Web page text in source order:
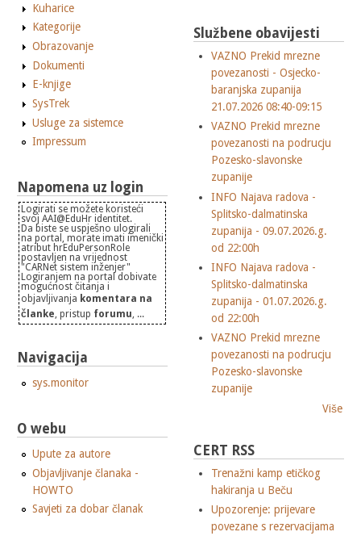
Kuharice
Kategorije
Obrazovanje
Dokumenti
E-knjige
SysTrek
Usluge za sistemce
Impressum
Napomena uz login
Logirati se možete koristeći
svoj AAI@EduHr identitet.
Da biste se uspješno ulogirali
na portal, morate imati imenički
atribut hrEduPersonRole
postavljen na vrijednost
"CARNet sistem inženjer"
Logiranjem na portal dobivate
mogućnost čitanja i
objavljivanja komentara na
članke, pristup forumu, ...
Navigacija
sys.monitor
O webu
Upute za autore
Objavljivanje članaka -
HOWTO
Savjeti za dobar članak
Službene obavijesti
VAZNO Prekid mrezne
povezanosti - Osjecko-
baranjska zupanija
21.07.2026 08:40-09:15
VAZNO Prekid mrezne
povezanosti na podrucju
Pozesko-slavonske
zupanije
INFO Najava radova -
Splitsko-dalmatinska
zupanija - 09.07.2026.g.
od 22:00h
INFO Najava radova -
Splitsko-dalmatinska
zupanija - 01.07.2026.g.
od 22:00h
VAZNO Prekid mrezne
povezanosti na podrucju
Pozesko-slavonske
zupanije
Više
CERT RSS
Trenažni kamp etičkog
hakiranja u Beču
Upozorenje: prijevare
povezane s rezervacijama